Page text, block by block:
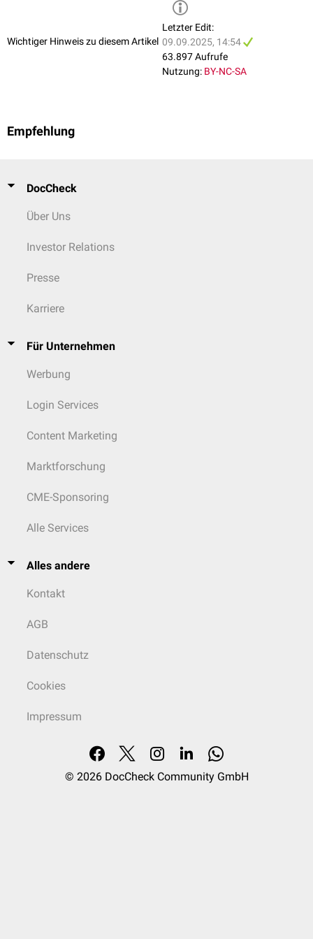
Spinobulbäre Muskelatrophie Typ Kennedy
Wichtiger Hinweis zu diesem Artikel
Letzter Edit:
09.09.2025, 14:54
63.897 Aufrufe
Nutzung: BY-NC-SA
Empfehlung
DocCheck
Über Uns
Investor Relations
Presse
Karriere
Für Unternehmen
Werbung
Login Services
Content Marketing
Marktforschung
CME-Sponsoring
Alle Services
Alles andere
Kontakt
AGB
Datenschutz
Cookies
Impressum
© 2026 DocCheck Community GmbH